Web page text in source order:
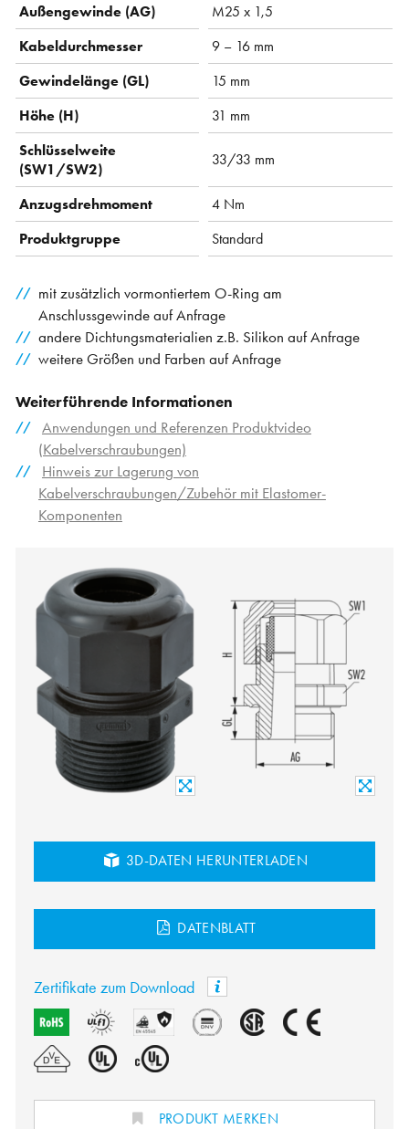
Außengewinde (AG)
M25 x 1,5
Kabeldurchmesser
9 – 16 mm
Gewindelänge (GL)
15 mm
Höhe (H)
31 mm
Schlüsselweite
(SW1/SW2)
33/33 mm
Anzugsdrehmoment
4 Nm
Produktgruppe
Standard
mit zusätzlich vormontiertem O-Ring am
Anschlussgewinde auf Anfrage
andere Dichtungsmaterialien z.B. Silikon auf Anfrage
weitere Größen und Farben auf Anfrage
Weiterführende Informationen
Anwendungen und Referenzen Produktvideo
(Kabelverschraubungen)
Hinweis zur Lagerung von
Kabelverschraubungen/Zubehör mit Elastomer-
Komponenten
3D-DATEN HERUNTERLADEN
DATENBLATT
Zertifikate zum Download
PRODUKT MERKEN